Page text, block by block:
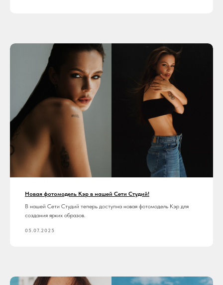
Новая фотомодель Кэр в нашей Сети Студий!
В нашей Сети Студий теперь доступна новая фотомодель Кэр для
создания ярких образов.
05.07.2025